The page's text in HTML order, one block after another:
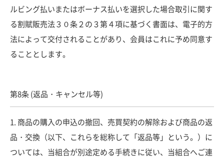
ルビング払いまたはボーナス払いを選択した場合取引に関す
る割賦販売法３０条２の３第４項に基づく書面は、電子的方
法によって交付されることがあり、会員はこれに予め同意す
ることとします。
第8条 (返品・キャンセル等)
1. 商品の購入の申込の撤回、売買契約の解除および商品の返
品・交換（以下、これらを総称して「返品等」という。）に
ついては、当組合が別途定める手続きに従い、当組合へご連